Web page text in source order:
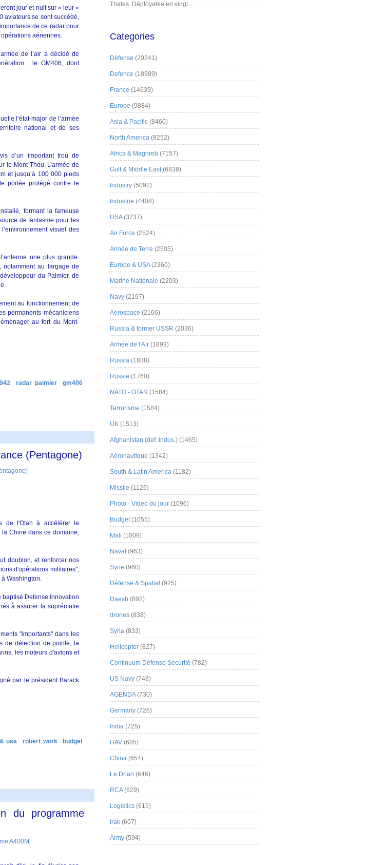
jour et nuit sur « leur »
aviateurs se sont succédé,
de ce radar pour
aériennes.
de l’air a décidé de
: le GM406, dont
l’état-major de l’armée
national et de ses
d’un important trou de
le Mont Thou. L’armée de
et jusqu’à 100 000 pieds
portée protégé contre le
formant la fameuse
de fantasme pour les
visuel des
une plus grande
notamment au largage de
du Palmier, de
au fonctionnement de
permanents mécaniciens
au fort du Mont-
radar palmier
gm406
(Pentagone)
de l'Otan à accélérer le
Chine dans ce domaine,
doublon, et renforcer nos
d'opérations militaires",
Washington.
Defense Innovation
à assurer la suprématie
"importants" dans les
de détection de pointe, la
les moteurs d'avions et
par le président Barack
usa robert work
budget
du programme
Thales. Déployable en vingt...
Categories
Défense (20241)
Defence (18989)
France (14639)
Europe (9884)
Asia & Pacific (8460)
North America (8252)
Africa & Maghreb (7157)
Gulf & Middle East(6838)
Industry (5092)
Industrie (4408)
USA(3737)
Air Force (2524)
Armée de Terre (2505)
Europe & USA(2360)
Marine Nationale (2203)
Navy (2197)
Aerospace (2166)
Russia & former USSR (2036)
Armée de l'Air (1899)
Russia (1838)
Russie (1760)
NATO - OTAN (1584)
Terrorisme (1584)
UK (1513)
Afghanistan (def. indus.) (1465)
Aéronautique (1342)
South & Latin America (1182)
Missile (1126)
Photo - Video du jour (1096)
Budget(1055)
Mali (1009)
Naval (963)
Syrie (960)
Défense & Spatial (925)
Daesh (892)
drones (838)
Syria (833)
Helicopter (827)
Continuum Défense Sécurité (782)
US Navy (748)
AGENDA(730)
Germany (726)
India (725)
UAV (685)
China (654)
Le Drian (646)
RCA(629)
Logistics (615)
Irak (607)
Army (594)